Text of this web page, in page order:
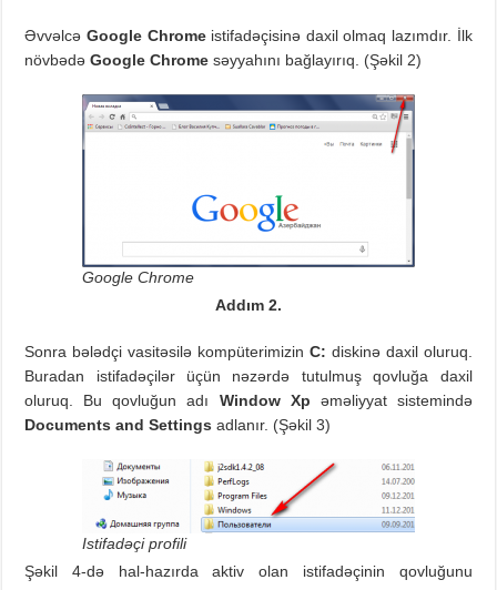
Əvvəlcə Google Chromeistifadəçisinə daxil olmaq lazımdır. İlk
növbədəGoogle Chrome səyyahını bağlayırıq. (Şəkil 2)
Google Chrome
Addım 2.
Sonra bələdçi vasitəsilə kompüterimizin C: diskinə daxil oluruq.
Buradan istifadəçilər üçün nəzərdə tutulmuş qovluğa daxil
oluruq. Bu qovluğun adı Window Xp əməliyyat sistemində
Documents and Settings adlanır. (Şəkil 3)
Istifadəçi profili
Şəkil 4-də hal-hazırda aktiv olan istifadəçinin qovluğunu